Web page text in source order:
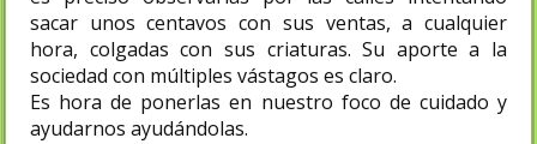
sacar unos centavos con sus ventas, a cualquier
hora, colgadas con sus criaturas. Su aporte a la
sociedad con múltiples vástagos es claro.
Es hora de ponerlas en nuestro foco de cuidado y
ayudarnos ayudándolas.